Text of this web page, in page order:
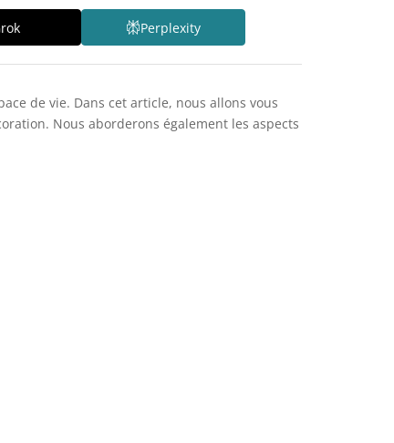
Perplexity
de vie. Dans cet article, nous allons vous
Nous aborderons également les aspects